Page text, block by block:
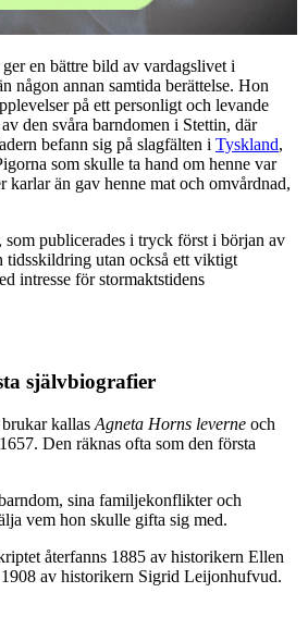
en bättre bild av vardagslivet i
någon annan samtida berättelse. Hon
på ett personligt och levande
den svåra barndomen i Stettin, där
befann sig på slagfälten i Tyskland,
som skulle ta hand om henne var
karlar än gav henne mat och omvårdnad,
som publicerades i tryck först i början av
tidsskildring utan också ett viktigt
intresse för stormaktstidens
självbiografier
kallas Agneta Horns leverne och
Den räknas ofta som den första
sina familjekonflikter och
vem hon skulle gifta sig med.
återfanns 1885 av historikern Ellen
av historikern Sigrid Leijonhufvud.